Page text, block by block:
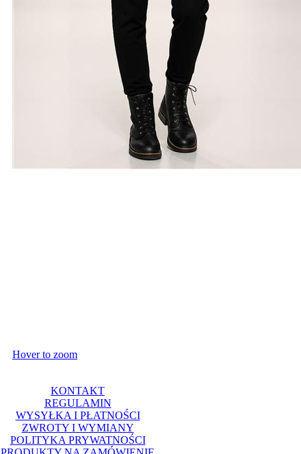
Hover to zoom
KONTAKT
REGULAMIN
WYSYŁKA I PŁATNOŚCI
ZWROTY I WYMIANY
POLITYKA PRYWATNOŚCI